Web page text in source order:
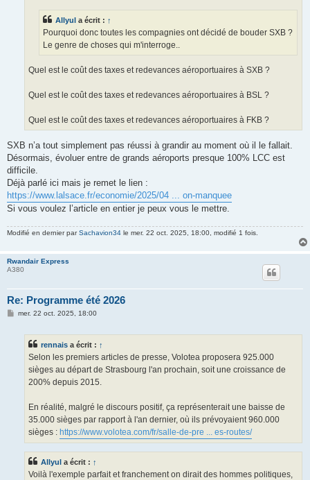
Allyul a écrit : ↑
Pourquoi donc toutes les compagnies ont décidé de bouder SXB ?
Le genre de choses qui m'interroge..
Quel est le coût des taxes et redevances aéroportuaires à SXB ?
Quel est le coût des taxes et redevances aéroportuaires à BSL ?
Quel est le coût des taxes et redevances aéroportuaires à FKB ?
SXB n’a tout simplement pas réussi à grandir au moment où il le fallait.
Désormais, évoluer entre de grands aéroports presque 100% LCC est
difficile.
Déjà parlé ici mais je remet le lien :
https://www.lalsace.fr/economie/2025/04 ... on-manquee
Si vous voulez l’article en entier je peux vous le mettre.
Modifié en dernier parSachavion34 le mer. 22 oct. 2025, 18:00, modifié 1 fois.
Rwandair Express
A380
Re: Programme été 2026
Mmer. 22 oct. 2025, 18:00
rennais a écrit : ↑
Selon les premiers articles de presse, Volotea proposera 925.000
sièges au départ de Strasbourg l'an prochain, soit une croissance de
200% depuis 2015.
En réalité, malgré le discours positif, ça représenterait une baisse de
35.000 sièges par rapport à l'an dernier, où ils prévoyaient 960.000
sièges : https://www.volotea.com/fr/salle-de-pre ... es-routes/
Allyul a écrit : ↑
Voilà l'exemple parfait et franchement on dirait des hommes politiques,